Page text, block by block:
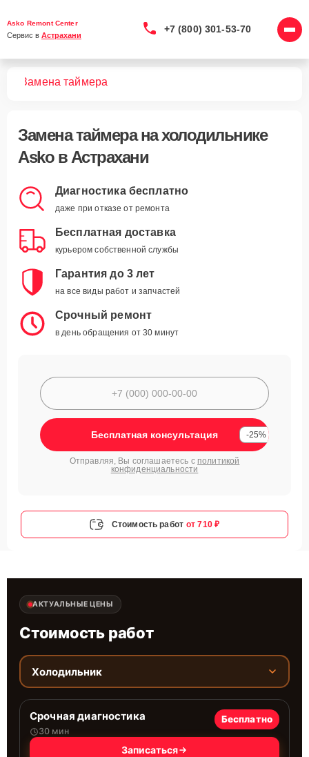
Asko Remont Center
Сервис в Астрахани
+7 (800) 301-53-70
Замена таймера
Замена таймерана холодильнике
Asko в Астрахани
Диагностика бесплатно
даже при отказе от ремонта
Бесплатная доставка
курьером собственной службы
Гарантия до 3 лет
на все виды работ и запчастей
Срочный ремонт
в день обращения от 30 минут
Бесплатная консультация -25%
Отправляя, Вы соглашаетесь с политикой
конфиденциальности
Стоимость работ от 710 ₽
АКТУАЛЬНЫЕ ЦЕНЫ
Стоимость работ
Холодильник
Срочная диагностика
30 мин
Бесплатно
Записаться